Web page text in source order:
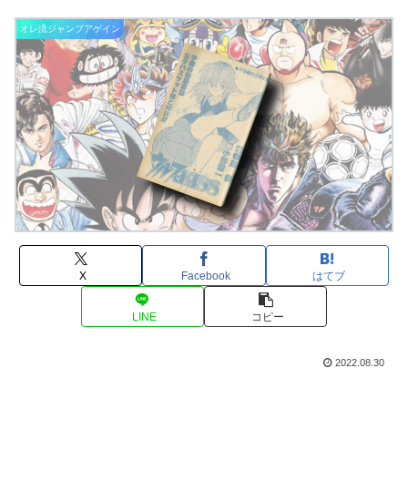
オレ流ジャンプアゲイン
X Facebook はてブ
LINE コピー
2022.08.30